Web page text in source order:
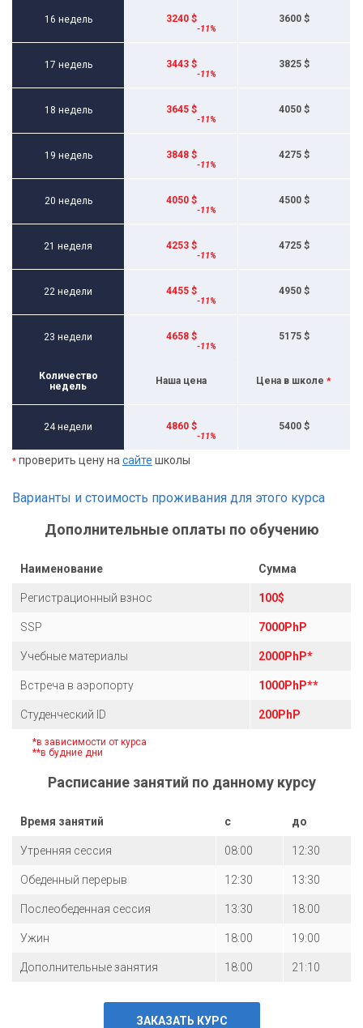
16 недель 3240 $ 3600 $
17 недель 3443 $ 3825 $
18 недель 3645 $ 4050 $
19 недель 3848 $ 4275 $
20 недель 4050 $ 4500 $
21 неделя 4253 $ 4725 $
22 недели 4455 $ 4950 $
23 недели 4658 $ 5175 $
Количество
недель
Наша цена Цена в школе*
24 недели 4860 $ 5400 $
* проверить цену на сайте школы
Варианты и стоимость проживания для этого курса
Дополнительные оплаты по обучению
Наименование Сумма
Регистрационный взнос 100$
SSP 7000PhP
Учебные материалы 2000PhP*
Встреча в аэропорту 1000PhP**
Студенческий ID 200PhP
*в зависимости от курса
**в будние дни
Расписание занятий по данному курсу
Время занятий с до
Утренняя сессия 08:00 12:30
Обеденный перерыв 12:30 13:30
Послеобеденная сессия 13:30 18:00
Ужин 18:00 19:00
Дополнительные занятия 18:00 21:10
ЗАКАЗАТЬ КУРС